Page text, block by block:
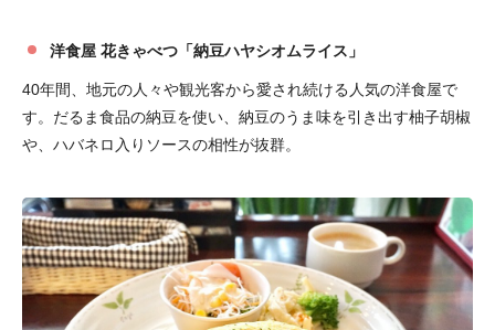
洋食屋 花きゃべつ「納豆ハヤシオムライス」
40年間、地元の人々や観光客から愛され続ける人気の洋食屋で
す。だるま食品の納豆を使い、納豆のうま味を引き出す柚子胡椒
や、ハバネロ入りソースの相性が抜群。